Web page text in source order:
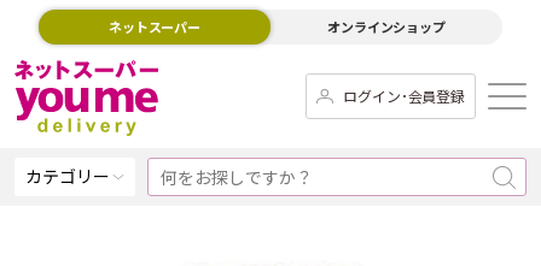
ネットスーパー オンラインショップ
ログイン･会員登録
カテゴリー